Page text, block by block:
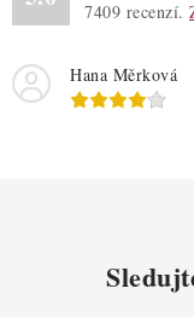
i
s
u
7409 recenzí.
Hana Měrková